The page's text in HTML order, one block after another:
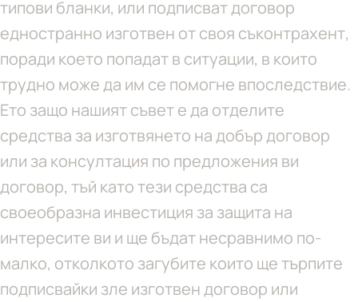
типови бланки, или подписват договор
едностранно изготвен от своя съконтрахент,
поради което попадат в ситуации, в които
трудно може да им се помогне впоследствие.
Ето защо нашият съвет е да отделите
средства за изготвянето на добър договор
или за консултация по предложения ви
договор, тъй като тези средства са
своеобразна инвестиция за защита на
интересите ви и ще бъдат несравнимо по-
малко, отколкото загубите които ще търпите
подписвайки зле изготвен договор или